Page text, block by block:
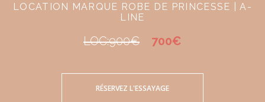
LOCATION MARQUE ROBE DE PRINCESSE | A-
LINE
LOC:900€ 700€
RÉSERVEZ L'ESSAYAGE